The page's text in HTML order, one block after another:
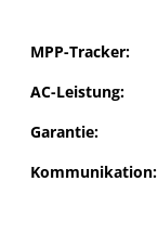
MPP-Tracker:
AC-Leistung:
Garantie:
Kommunikation: